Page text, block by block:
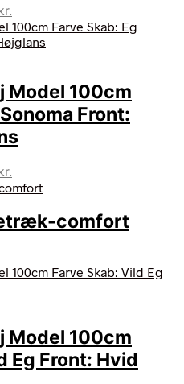
aktuelle
pris
Model 100cm
Front:
aktuelle
er:
3.825,00 kr..
comfort
Model 100cm
Eg Front: Hvid